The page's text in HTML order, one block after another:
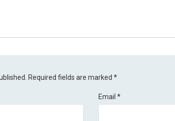
Required fields are marked*
Email *